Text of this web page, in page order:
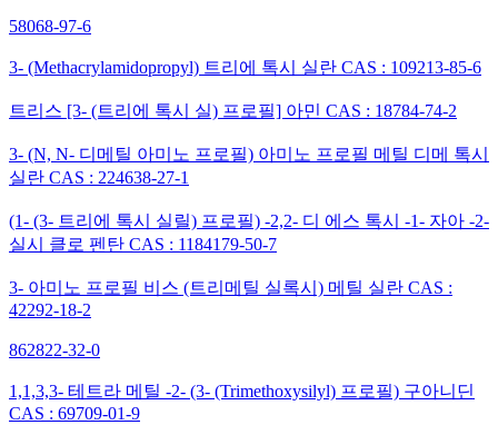
58068-97-6
3- (Methacrylamidopropyl) 트리에 톡시 실란 CAS : 109213-85-6
트리스 [3- (트리에 톡시 실) 프로필] 아민 CAS : 18784-74-2
3- (N, N- 디메틸 아미노 프로필) 아미노 프로필 메틸 디메 톡시
실란 CAS : 224638-27-1
(1- (3- 트리에 톡시 실릴) 프로필) -2,2- 디 에스 톡시 -1- 자아 -2-
실시 클로 펜탄 CAS : 1184179-50-7
3- 아미노 프로필 비스 (트리메틸 실록시) 메틸 실란 CAS :
42292-18-2
862822-32-0
1,1,3,3- 테트라 메틸 -2- (3- (Trimethoxysilyl) 프로필) 구아니딘
CAS : 69709-01-9